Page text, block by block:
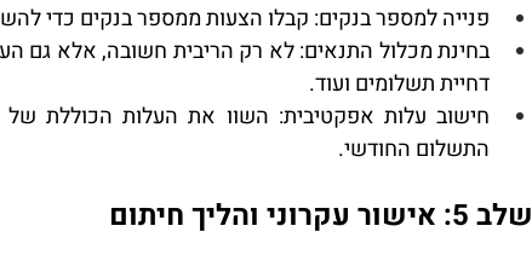
פנייה למספר בנקים: קבלו הצעות ממספר בנקים כדי
בחינת מכלול התנאים
דחיית תשלומים ועוד.
חישוב עלות אפקטיבית
התשלום החודשי.
שלב 5: אישור עקרוני והליך חיתום